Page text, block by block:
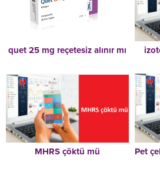
quet 25 mg reçetesiz alınır mı
MHRS çöktü mü Pet